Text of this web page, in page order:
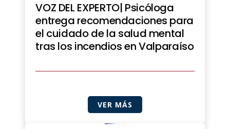
VOZ DEL EXPERTO| Psicóloga
entrega recomendaciones para
el cuidado de la salud mental
tras los incendios en Valparaíso
VER MÁS